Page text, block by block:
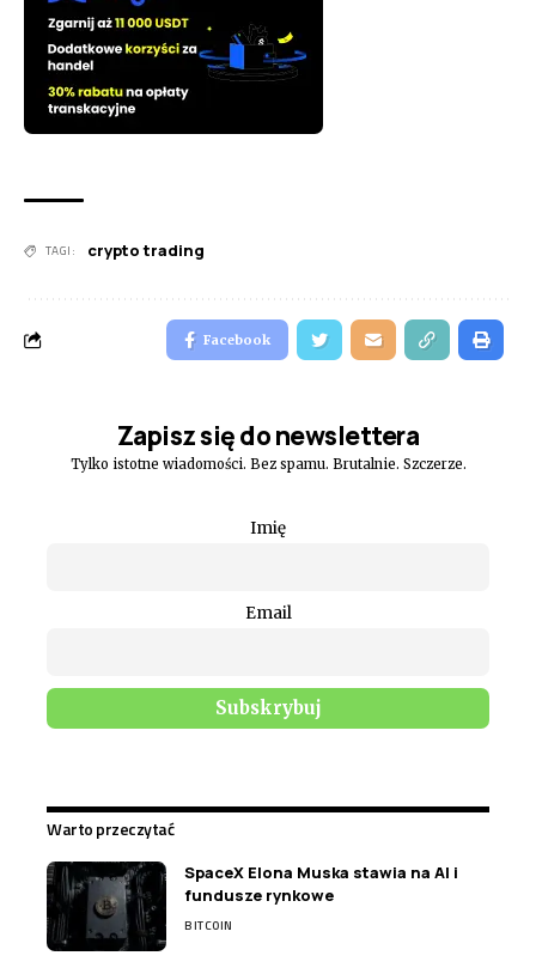
TAGI: crypto trading
Facebook
Zapisz się do newslettera
Tylko istotne wiadomości. Bez spamu. Brutalnie. Szczerze.
Imię
Email
Warto przeczytać
SpaceX Elona Muska stawia na AI i
fundusze rynkowe
BITCOIN